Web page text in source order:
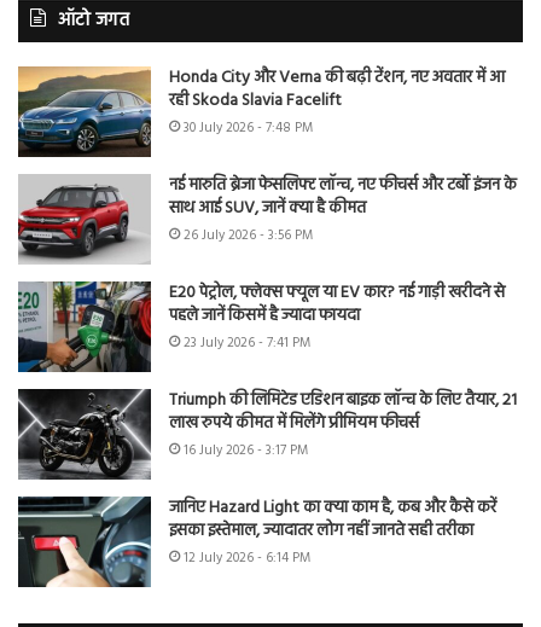
ऑटो जगत
Honda City और Verna की बढ़ी टेंशन, नए अवतार में आ
रही Skoda Slavia Facelift
30 July 2026 - 7:48 PM
नई मारुति ब्रेजा फेसलिफ्ट लॉन्च, नए फीचर्स और टर्बो इंजन के
साथ आई SUV, जानें क्या है कीमत
26 July 2026 - 3:56 PM
E20 पेट्रोल, फ्लेक्स फ्यूल या EV कार? नई गाड़ी खरीदने से
पहले जानें किसमें है ज्यादा फायदा
23 July 2026 - 7:41 PM
Triumph की लिमिटेड एडिशन बाइक लॉन्च के लिए तैयार, 21
लाख रुपये कीमत में मिलेंगे प्रीमियम फीचर्स
16 July 2026 - 3:17 PM
जानिए Hazard Light का क्या काम है, कब और कैसे करें
इसका इस्तेमाल, ज्यादातर लोग नहीं जानते सही तरीका
12 July 2026 - 6:14 PM